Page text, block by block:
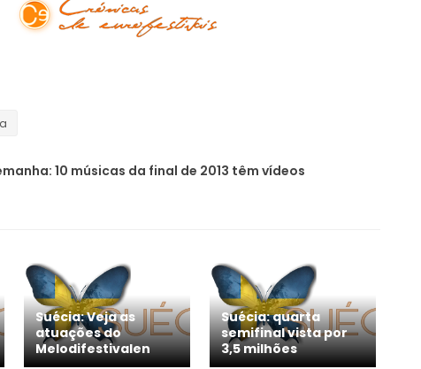
10 músicas da final de 2013 têm vídeos
Suécia: Veja as
atuações do
Melodifestivalen
Suécia: quarta
semifinal vista por
3,5 milhões